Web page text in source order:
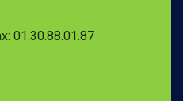
01.30.88.01.87